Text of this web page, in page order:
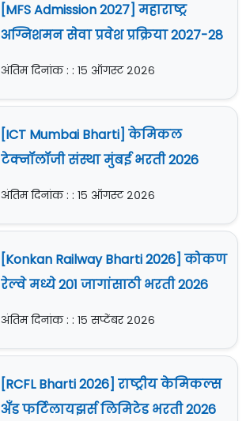
[MFS Admission 2027] महाराष्ट्र
अग्निशमन सेवा प्रवेश प्रक्रिया 2027-28
अंतिम दिनांक : : १५ ऑगस्ट २०२६
[ICT Mumbai Bharti] केमिकल
टेक्नॉलॉजी संस्था मुंबई भरती 2026
अंतिम दिनांक : : १५ ऑगस्ट २०२६
[Konkan Railway Bharti 2026] कोकण
रेल्वे मध्ये 201 जागांसाठी भरती 2026
अंतिम दिनांक : : १५ सप्टेंबर २०२६
[RCFL Bharti 2026] राष्ट्रीय केमिकल्स
अँड फर्टिलायझर्स लिमिटेड भरती 2026